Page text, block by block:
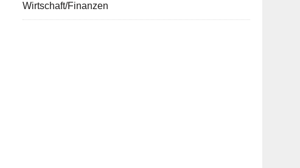
Wirtschaft/Finanzen